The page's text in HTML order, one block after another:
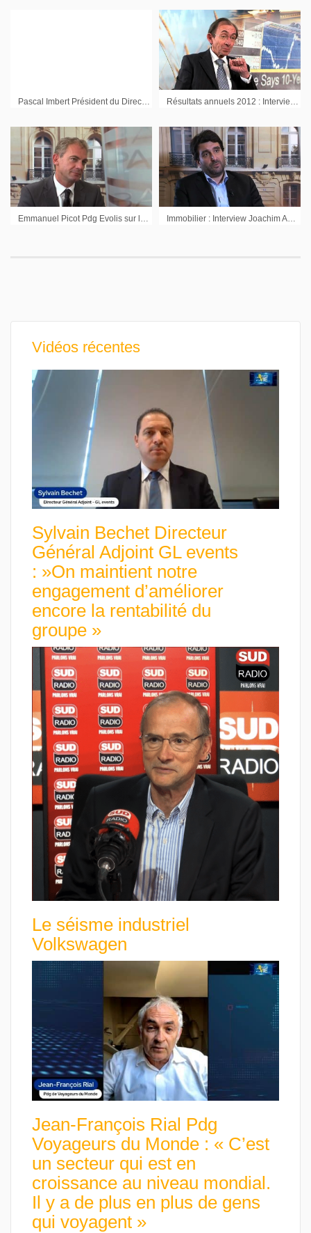
Pascal Imbert Président du Directoire de Solucom Résultats annuels 2012 : Interview de Dominique Henri Pdg Heurtey Petrochem
Vidéos récentes
Sylvain Bechet Directeur
Général Adjoint GL events
: »On maintient notre
engagement d’améliorer
encore la rentabilité du
groupe »
Le séisme industriel
Volkswagen
Jean-François Rial Pdg
Voyageurs du Monde : « C’est
un secteur qui est en
croissance au niveau mondial.
Il y a de plus en plus de gens
qui voyagent »